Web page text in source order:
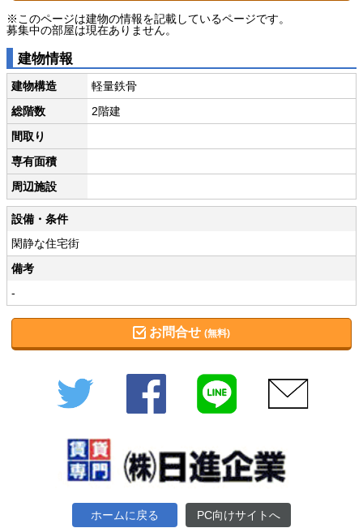
※このページは建物の情報を記載しているページです。
募集中の部屋は現在ありません。
建物情報
建物構造
軽量鉄骨
総階数
2階建
間取り
専有面積
周辺施設
設備・条件
閑静な住宅街
備考
-
お問合せ (無料)
Twitter Facebook
ホームに戻る PC向けサイトへ